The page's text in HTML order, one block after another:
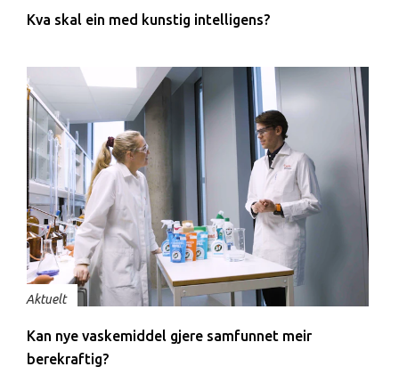
Kva skal ein med kunstig intelligens?
Aktuelt
Kan nye vaskemiddel gjere samfunnet meir
berekraftig?